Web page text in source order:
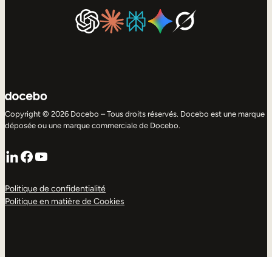
Copyright © 2026 Docebo – Tous droits réservés. Docebo est une marque
déposée ou une marque commerciale de Docebo.
LinkedIn
Facebook
YouTube
Politique de confidentialité
Politique en matière de Cookies